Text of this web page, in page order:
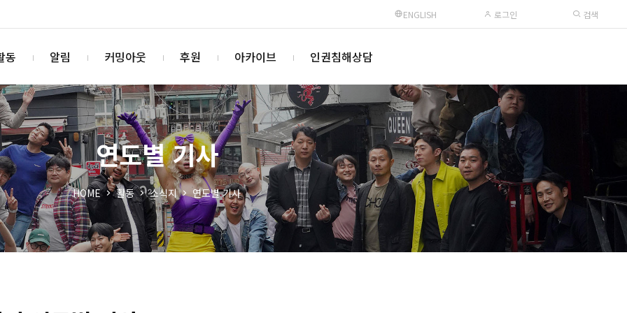
ENGLISH 로그인 검색
동 알림 커밍아웃 후원 아카이브 인권침해상담
연도별 기사
HOME 활동 소식지 연도별 기사